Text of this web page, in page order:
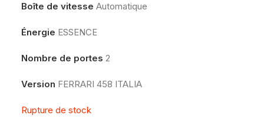
Boîte de vitesse Automatique
Énergie ESSENCE
Nombre de portes 2
Version FERRARI 458 ITALIA
Rupture de stock